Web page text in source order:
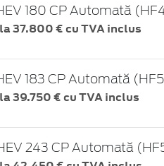
180 CP Automată
37.800 € cu TVA inclus
183 CP Automată
39.750 € cu TVA inclus
243 CP Automată